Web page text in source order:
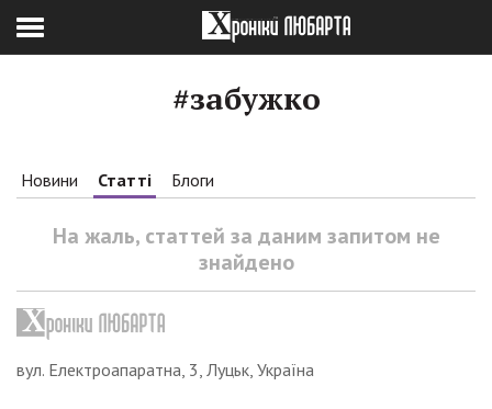
#забужко
Новини Статті Блоги
На жаль, статтей за даним запитом не
знайдено
вул. Електроапаратна, 3, Луцьк, Україна